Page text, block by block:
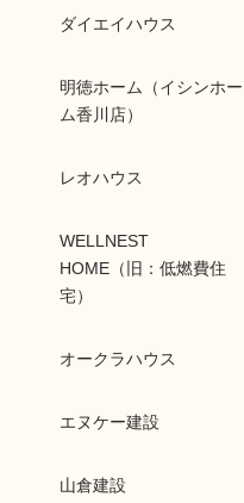
ダイエイハウス
明徳ホーム（イシンホー
ム香川店）
レオハウス
WELLNEST
HOME（旧：低燃費住
宅）
オークラハウス
エヌケー建設
山倉建設